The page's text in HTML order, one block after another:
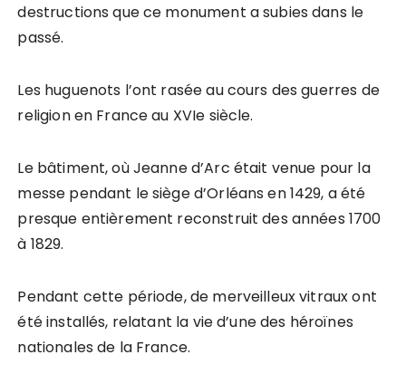
destructions que ce monument a subies dans le
passé.
Les huguenots l’ont rasée au cours des guerres de
religion en France au XVIe siècle.
Le bâtiment, où Jeanne d’Arc était venue pour la
messe pendant le siège d’Orléans en 1429, a été
presque entièrement reconstruit des années 1700
à 1829.
Pendant cette période, de merveilleux vitraux ont
été installés, relatant la vie d’une des héroïnes
nationales de la France.